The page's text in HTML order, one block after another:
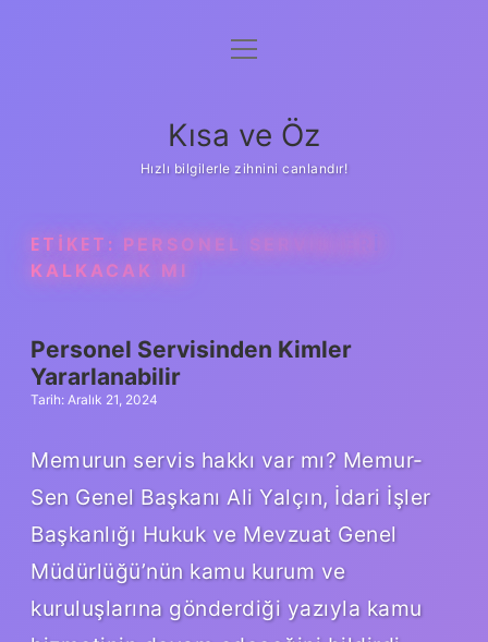
Anasayfa
Yasal Uyarı
menüyü
Kısa ve Öz
Hızlı bilgilerle zihnini canlandır!
ETIKET: PERSONEL SERVISLERI
KALKACAK MI
Personel Servisinden Kimler
Yararlanabilir
Tarih: Aralık 21, 2024
Memurun servis hakkı var mı? Memur-
Sen Genel Başkanı Ali Yalçın, İdari İşler
Başkanlığı Hukuk ve Mevzuat Genel
Müdürlüğü’nün kamu kurum ve
kuruluşlarına gönderdiği yazıyla kamu